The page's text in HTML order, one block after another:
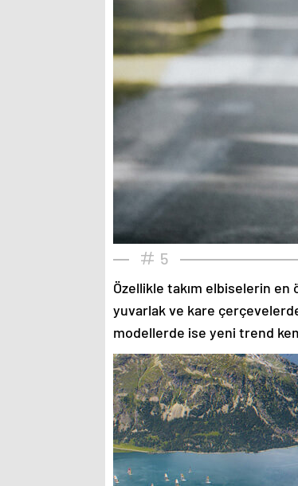
5
Özellikle takım elbiselerin
yuvarlak ve kare
modellerde ise yeni trend